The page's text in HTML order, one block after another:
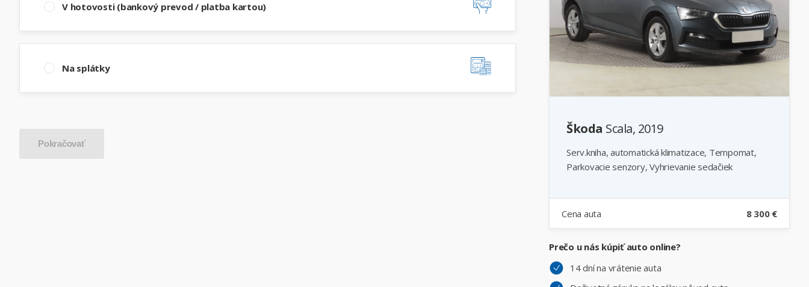
V hotovosti (bankový prevod / platba kartou)
Na splátky
Pokračovať
Škoda Scala, 2019
Serv.kniha, automatická klimatizace, Tempomat,
Parkovacie senzory, Vyhrievanie sedačiek
Cena auta 8 300 €
Prečo u nás kúpiť auto online?
14 dní na vrátenie auta